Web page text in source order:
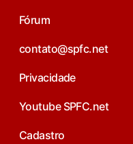
Fórum
contato@spfc.net
Privacidade
Youtube SPFC.net
Cadastro